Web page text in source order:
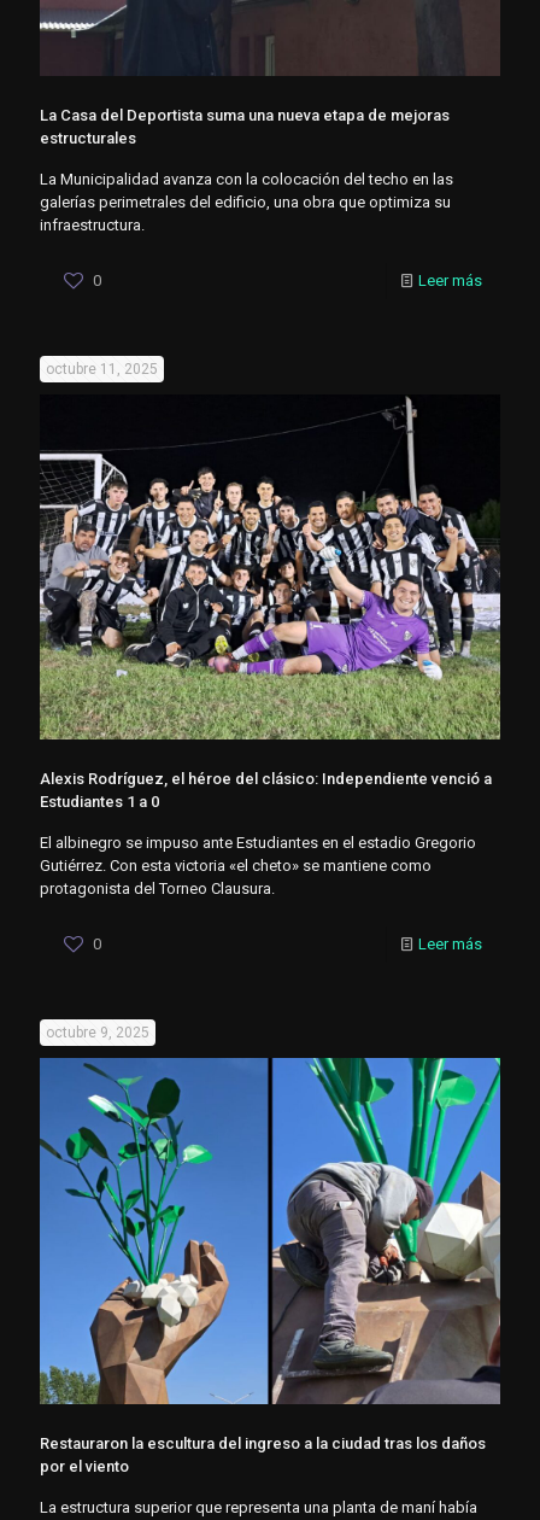
La Casa del Deportista suma una nueva etapa de mejoras
estructurales
La Municipalidad avanza con la colocación del techo en las
galerías perimetrales del edificio, una obra que optimiza su
infraestructura.
0 Leer más
octubre 11, 2025
Alexis Rodríguez, el héroe del clásico: Independiente venció a
Estudiantes 1 a 0
El albinegro se impuso ante Estudiantes en el estadio Gregorio
Gutiérrez. Con esta victoria «el cheto» se mantiene como
protagonista del Torneo Clausura.
0 Leer más
octubre 9, 2025
Restauraron la escultura del ingreso a la ciudad tras los daños
por el viento
La estructura superior que representa una planta de maní había